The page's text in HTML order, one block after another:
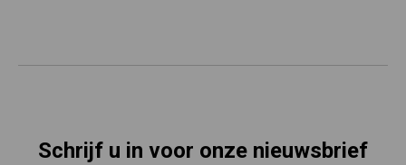
Schrijf u in voor onze nieuwsbrief